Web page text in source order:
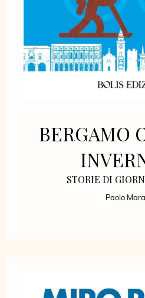
BERGAMO
STORIE DI
Paolo